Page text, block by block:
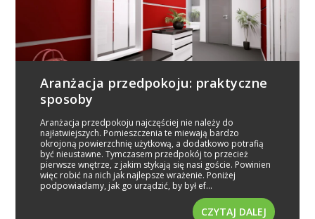
Aranżacja przedpokoju: praktyczne
sposoby
Aranżacja przedpokoju najczęściej nie należy do
najłatwiejszych. Pomieszczenia te miewają bardzo
okrojoną powierzchnię użytkową, a dodatkowo potrafią
być nieustawne. Tymczasem przedpokój to przecież
pierwsze wnętrze, z jakim stykają się nasi goście. Powinien
więc robić na nich jak najlepsze wrażenie. Poniżej
podpowiadamy, jak go urządzić, by był ef...
CZYTAJ DALEJ